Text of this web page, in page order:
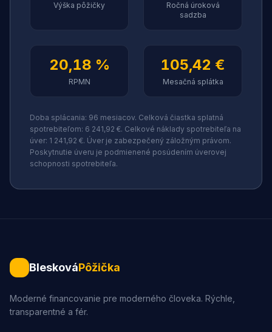
Výška pôžičky
Ročná úroková
sadzba
20,18 %
RPMN
105,42 €
Mesačná splátka
Doba splácania: 96 mesiacov. Celková čiastka splatná
spotrebiteľom: 6 241,92 €. Celkové náklady spotrebiteľa na
úver: 1 241,92 €. Úver je zabezpečený záložným právom.
Poskytnutie úveru je podmienené posúdením úverovej
schopnosti spotrebiteľa.
BleskováPôžička
Moderné financovanie pre moderného človeka. Rýchle,
transparentné a fér.